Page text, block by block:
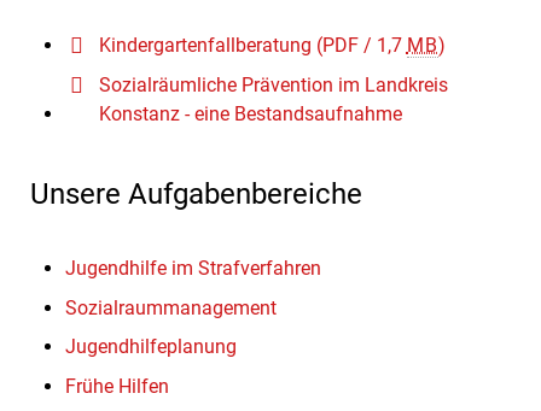
Kindergartenfallberatung (PDF / 1,7 MB)
Sozialräumliche Prävention im Landkreis
Konstanz - eine Bestandsaufnahme
Unsere Aufgabenbereiche
Jugendhilfe im Strafverfahren
Sozialraummanagement
Jugendhilfeplanung
Frühe Hilfen